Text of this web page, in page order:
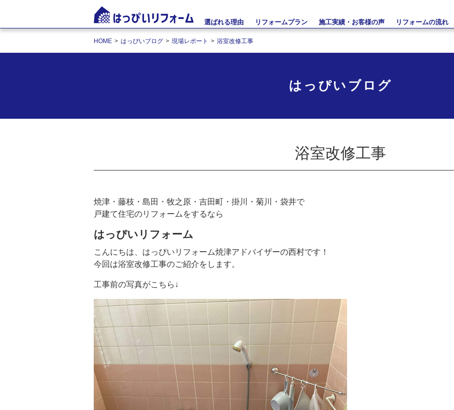
選ばれる理由 リフォームプラン 施工実績・お客様の声 リフォームの流れ
HOME はっぴいブログ 現場レポート 浴室改修工事
はっぴいブログ
浴室改修工事
焼津・藤枝・島田・牧之原・吉田町・掛川・菊川・袋井で
戸建て住宅のリフォームをするなら
はっぴいリフォーム
こんにちは、はっぴいリフォーム焼津アドバイザーの西村です！
今回は浴室改修工事のご紹介をします。
工事前の写真がこちら↓